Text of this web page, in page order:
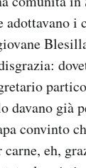
i
già
convinto
eh,